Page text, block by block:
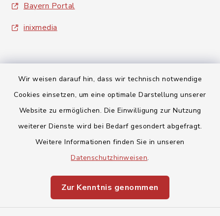
Wir weisen darauf hin, dass wir technisch notwendige
Cookies einsetzen, um eine optimale Darstellung unserer
Website zu ermöglichen. Die Einwilligung zur Nutzung
weiterer Dienste wird bei Bedarf gesondert abgefragt.
Weitere Informationen finden Sie in unseren
Datenschutzhinweisen.
Zur Kenntnis genommen
Bayern Portal
inixmedia
Kontakt
Barrierefreiheit
Impressum
Sitemap